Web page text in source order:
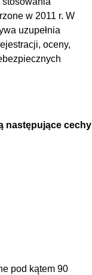
w 2011 r. W
uzupełnia
oceny,
następujące cechy
pod kątem 90